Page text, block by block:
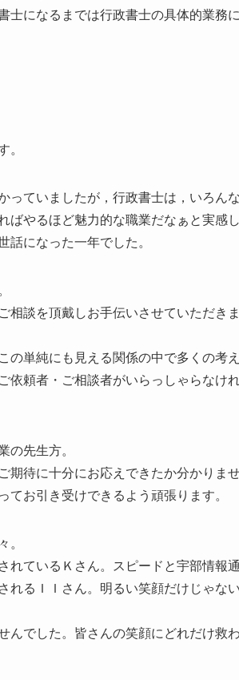
士になるまでは行政書士の具体的業務
。
っていましたが，行政書士は，いろん
ばやるほど魅力的な職業だなぁと実感し
話になった一年でした。
相談を頂戴しお手伝いさせていただき
の単純にも見える関係の中で多くの考
依頼者・ご相談者がいらっしゃらなけ
の先生方。
期待に十分にお応えできたか分かりま
てお引き受けできるよう頑張ります。
。
れているＫさん。スピードと宇部情報
れるＩＩさん。明るい笑顔だけじゃな
んでした。皆さんの笑顔にどれだけ救